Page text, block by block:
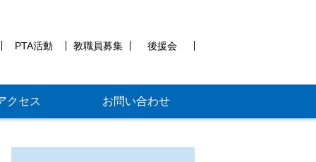
PTA活動 教職員募集 後援会
クセス お問い合わせ